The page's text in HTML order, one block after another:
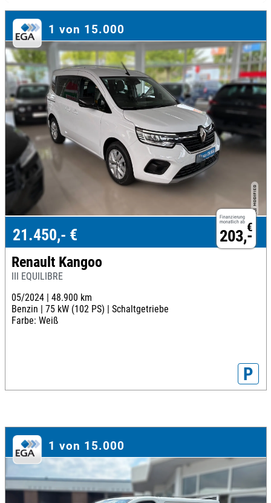
1 von 15.000
Finanzierung
monatlich ab €
203,-
21.450,- €
Renault Kangoo
III EQUILIBRE
05/2024 | 48.900 km
Benzin | 75 kW (102 PS) | Schaltgetriebe
Farbe: Weiß
P
1 von 15.000